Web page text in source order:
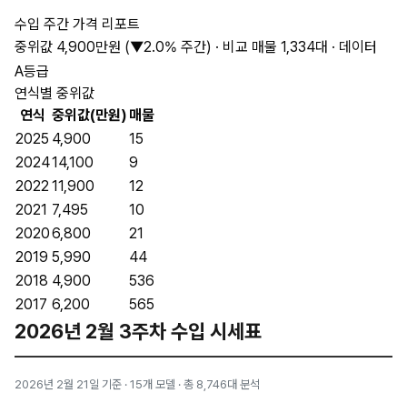
수입 주간 가격 리포트
중위값 4,900만원 (▼2.0% 주간) · 비교 매물 1,334대 · 데이터
A등급
연식별 중위값
연식 중위값(만원) 매물
2025 4,900
15
202414,100
9
2022 11,900
12
2021 7,495
10
20206,800
21
2019 5,990
44
2018 4,900
536
2017 6,200 565
2026년 2월 3주차 수입 시세표
2026년 2월 21일 기준 · 15개 모델 · 총 8,746대 분석